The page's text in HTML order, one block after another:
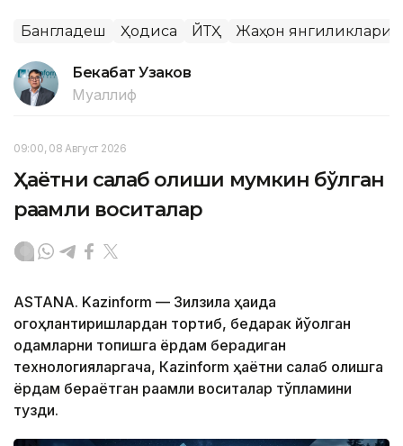
Бангладеш Ҳодиса ЙТҲ Жаҳон янгиликлари
Бекабат Узаков
Муаллиф
09:00, 08 Август 2026
Ҳаётни сақлаб қолиши мумкин бўлган
рақамли воситалар
ASTANA. Kazinform — Зилзила ҳақида
огоҳлантиришлардан тортиб, бедарак йўқолган
одамларни топишга ёрдам берадиган
технологияларгача, Кazinform ҳаётни сақлаб қолишга
ёрдам бераётган рақамли воситалар тўпламини
тузди.